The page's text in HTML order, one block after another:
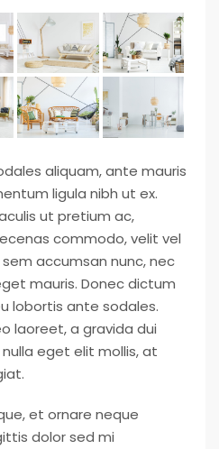
aliquam, ante mauris
ligula nibh ut ex.
ut pretium ac,
commodo, velit vel
accumsan nunc, nec
mauris. Donec dictum
lobortis ante sodales.
laoreet, a gravida dui
eget elit mollis, at
et ornare neque
dolor sed mi